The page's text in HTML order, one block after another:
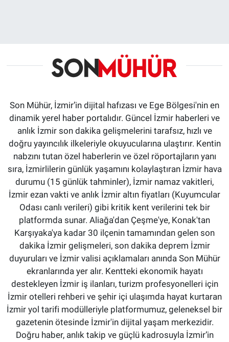
Son Mühür, İzmir’in dijital hafızası ve Ege Bölgesi'nin en
dinamik yerel haber portalıdır. Güncel İzmir haberleri ve
anlık İzmir son dakika gelişmelerini tarafsız, hızlı ve
doğru yayıncılık ilkeleriyle okuyucularına ulaştırır. Kentin
nabzını tutan özel haberlerin ve özel röportajların yanı
sıra, İzmirlilerin günlük yaşamını kolaylaştıran İzmir hava
durumu (15 günlük tahminler), İzmir namaz vakitleri,
İzmir ezan vakti ve anlık İzmir altın fiyatları (Kuyumcular
Odası canlı verileri) gibi kritik kent verilerini tek bir
platformda sunar. Aliağa'dan Çeşme'ye, Konak'tan
Karşıyaka'ya kadar 30 ilçenin tamamından gelen son
dakika İzmir gelişmeleri, son dakika deprem İzmir
duyuruları ve İzmir valisi açıklamaları anında Son Mühür
ekranlarında yer alır. Kentteki ekonomik hayatı
destekleyen İzmir iş ilanları, turizm profesyonelleri için
İzmir otelleri rehberi ve şehir içi ulaşımda hayat kurtaran
İzmir yol tarifi modülleriyle platformumuz, geleneksel bir
gazetenin ötesinde İzmir'in dijital yaşam merkezidir.
Doğru haber, anlık takip ve güçlü kadrosuyla İzmir’in